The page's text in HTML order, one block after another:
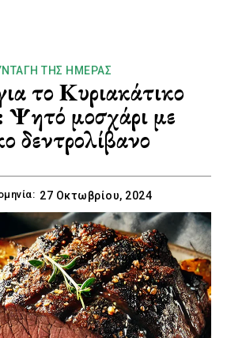
ΤΗΣ ΗΜΈΡΑΣ
το Κυριακάτικο
Ψητό μοσχάρι με
δεντρολίβανο
27 Οκτωβρίου, 2024